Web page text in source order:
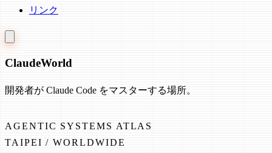
リンク
ClaudeWorld
開発者が Claude Code をマスターする場所。
AGENTIC SYSTEMS ATLAS
TAIPEI / WORLDWIDE